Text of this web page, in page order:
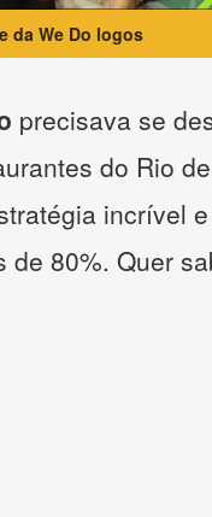
da We Do logos
precisava se
do Rio
incrível
de 80%. Quer